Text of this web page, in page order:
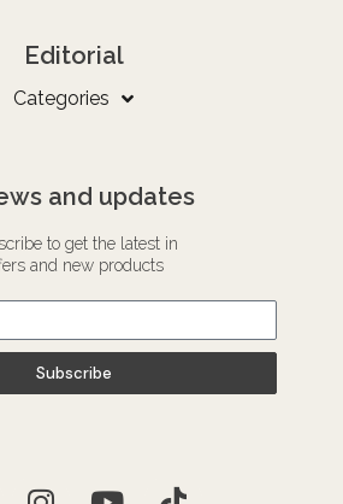
Editorial
Categories
and updates
to get the latest in
and new products
Subscribe